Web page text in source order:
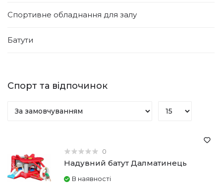
Спортивне обладнання для залу
Батути
Спорт та відпочинок
0
Надувний батут Далматинець
В наявності